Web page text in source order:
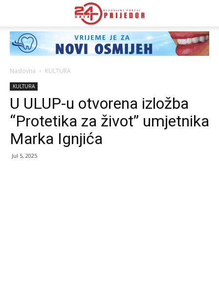
Naslovna KULTURA
KULTURA
U ULUP-u otvorena izložba
“Protetika za život” umjetnika
Marka Ignjića
Jul 5, 2025